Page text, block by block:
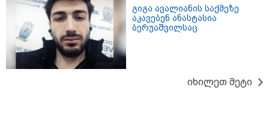
17:12 / 07-08-2026
უმკურნალოთ თანკბილვის
დარღვევებს დროულად?
გიგა ავალიანის საქმეზე
აკავებენ ანასტასია
ბერუაშვილსაც
იხილეთ მეტი